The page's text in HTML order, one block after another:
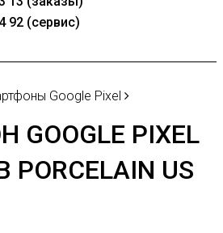
92 (сервис)
Google Pixel
PIXEL
PORCELAIN US